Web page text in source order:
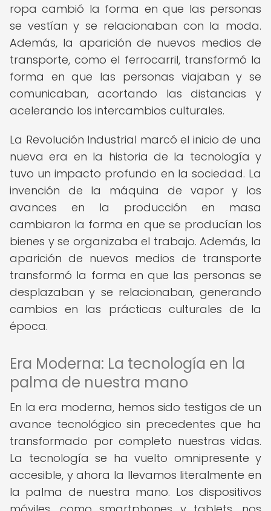
ropa cambió la forma en que las personas
se vestían y se relacionaban con la moda.
Además, la aparición de nuevos medios de
transporte, como el ferrocarril, transformó la
forma en que las personas viajaban y se
comunicaban, acortando las distancias y
acelerando los intercambios culturales.
La Revolución Industrial marcó el inicio de una
nueva era en la historia de la tecnología y
tuvo un impacto profundo en la sociedad. La
invención de la máquina de vapor y los
avances en la producción en masa
cambiaron la forma en que se producían los
bienes y se organizaba el trabajo. Además, la
aparición de nuevos medios de transporte
transformó la forma en que las personas se
desplazaban y se relacionaban, generando
cambios en las prácticas culturales de la
época.
Era Moderna: La tecnología en la
palma de nuestra mano
En la era moderna, hemos sido testigos de un
avance tecnológico sin precedentes que ha
transformado por completo nuestras vidas.
La tecnología se ha vuelto omnipresente y
accesible, y ahora la llevamos literalmente en
la palma de nuestra mano. Los dispositivos